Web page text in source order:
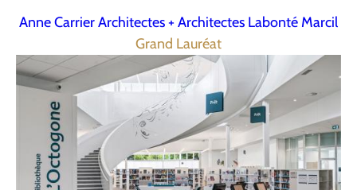
Anne Carrier Architectes + Architectes Labonté Marcil
Grand Lauréat